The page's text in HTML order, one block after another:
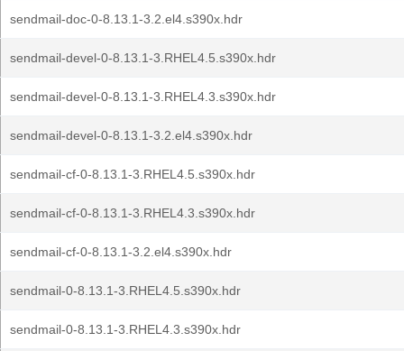
sendmail-doc-0-8.13.1-3.2.el4.s390x.hdr
sendmail-devel-0-8.13.1-3.RHEL4.5.s390x.hdr
sendmail-devel-0-8.13.1-3.RHEL4.3.s390x.hdr
sendmail-devel-0-8.13.1-3.2.el4.s390x.hdr
sendmail-cf-0-8.13.1-3.RHEL4.5.s390x.hdr
sendmail-cf-0-8.13.1-3.RHEL4.3.s390x.hdr
sendmail-cf-0-8.13.1-3.2.el4.s390x.hdr
sendmail-0-8.13.1-3.RHEL4.5.s390x.hdr
sendmail-0-8.13.1-3.RHEL4.3.s390x.hdr